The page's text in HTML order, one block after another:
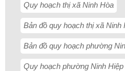
Quy hoạch thị xã Ninh Hòa
Bản đồ quy hoạch thị xã Ninh
Bản đồ quy hoạch phường
Quy hoạch phường Ninh Hiệp